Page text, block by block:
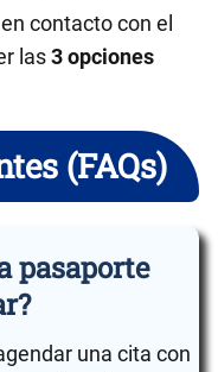
contacto con el
las3 opciones
(FAQs)
pasaporte
una cita con